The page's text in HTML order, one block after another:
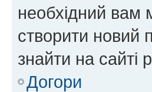
необхідний вам
створити новий
знайти на сайті
Догори